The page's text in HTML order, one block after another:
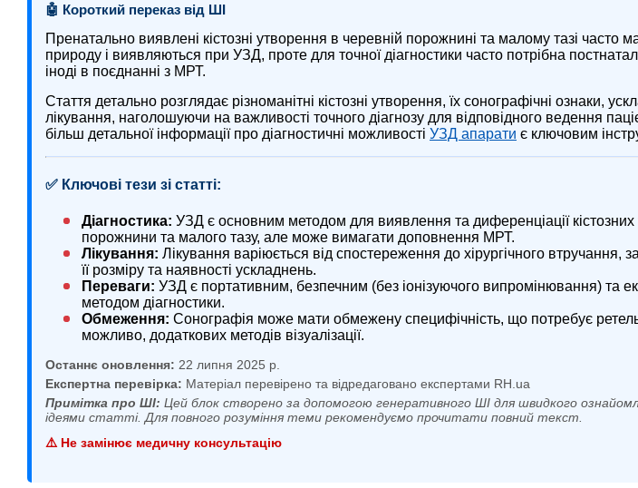
🤖 Короткий переказ від ШІ
Пренатально виявлені кістозні утворення в черевній порожнині та малому тазі часто
природу і виявляються при УЗД, проте для точної діагностики часто потрібна
іноді в поєднанні з МРТ.
Стаття детально розглядає різноманітні кістозні утворення, їх сонографічні ознаки,
лікування, наголошуючи на важливості точного діагнозу для відповідного ведення
більш детальної інформації про діагностичні можливості УЗД апарати є ключовим
✅ Ключові тези зі статті:
Діагностика: УЗД є основним методом для виявлення та диференціації кістозних
порожнини та малого тазу, але може вимагати доповнення МРТ.
Лікування: Лікування варіюється від спостереження до хірургічного втручання,
її розміру та наявності ускладнень.
Переваги: УЗД є портативним, безпечним (без іонізуючого випромінювання) та
методом діагностики.
Обмеження: Сонографія може мати обмежену специфічність, що потребує
можливо, додаткових методів візуалізації.
Останнє оновлення: 22 липня 2025 р.
Експертна перевірка: Матеріал перевірено та відредаговано експертами RH.ua
Примітка про ШІ: Цей блок створено за допомогою генеративного ШІ для швидкого
ідеями статті. Для повного розуміння теми рекомендуємо прочитати повний текст.
⚠️ Не замінює медичну консультацію